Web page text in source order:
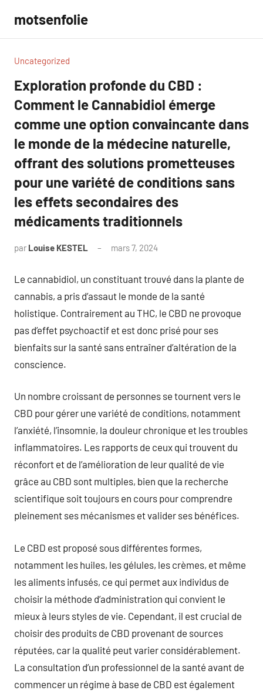
contenu
motsenfolie
Uncategorized
Exploration profonde du CBD :
Comment le Cannabidiol émerge
comme une option convaincante dans
le monde de la médecine naturelle,
offrant des solutions prometteuses
pour une variété de conditions sans
les effets secondaires des
médicaments traditionnels
par Louise KESTEL mars 7, 2024
Le cannabidiol, un constituant trouvé dans la plante de
cannabis, a pris d’assaut le monde de la santé
holistique. Contrairement au THC, le CBD ne provoque
pas d’effet psychoactif et est donc prisé pour ses
bienfaits sur la santé sans entraîner d’altération de la
conscience.
Un nombre croissant de personnes se tournent vers le
CBD pour gérer une variété de conditions, notamment
l’anxiété, l’insomnie, la douleur chronique et les troubles
inflammatoires. Les rapports de ceux qui trouvent du
réconfort et de l’amélioration de leur qualité de vie
grâce au CBD sont multiples, bien que la recherche
scientifique soit toujours en cours pour comprendre
pleinement ses mécanismes et valider ses bénéfices.
Le CBD est proposé sous différentes formes,
notamment les huiles, les gélules, les crèmes, et même
les aliments infusés, ce qui permet aux individus de
choisir la méthode d’administration qui convient le
mieux à leurs styles de vie. Cependant, il est crucial de
choisir des produits de CBD provenant de sources
réputées, car la qualité peut varier considérablement.
La consultation d’un professionnel de la santé avant de
commencer un régime à base de CBD est également